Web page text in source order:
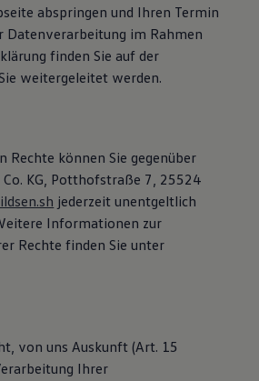
abspringen und Ihren Termin
Datenverarbeitung im Rahmen
finden Sie auf der
weitergeleitet werden.
Rechte können Sie gegenüber
Co. KG, Potthofstraße 7, 25524
jederzeit unentgeltlich
Informationen zur
Rechte finden Sie unter
von uns Auskunft (Art. 15
Ihrer